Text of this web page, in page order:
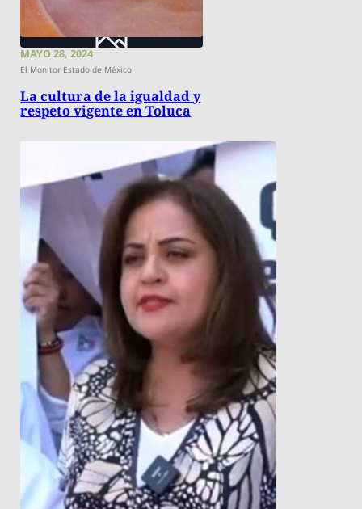
MAYO 28, 2024
El Monitor Estado de México
La cultura de la igualdad y
respeto vigente en Toluca